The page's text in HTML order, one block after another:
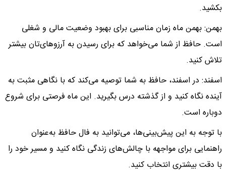
بکشید.
بهمن: بهمن ماه زمان مناسبی برای بهبود وضعیت مالی و شغلی
است. حافظ از شما می‌خواهد که برای رسیدن به آرزوهای‌تان بیشتر
تلاش کنید.
اسفند: در اسفند، حافظ به شما توصیه می‌کند که با نگاهی مثبت به
آینده نگاه کنید و از گذشته درس بگیرید. این ماه فرصتی برای شروع
دوباره است.
با توجه به این پیش‌بینی‌ها، می‌توانید به فال حافظ به‌عنوان
راهنمایی برای مواجهه با چالش‌های زندگی نگاه کنید و مسیر خود را
با دقت بیشتری انتخاب کنید.